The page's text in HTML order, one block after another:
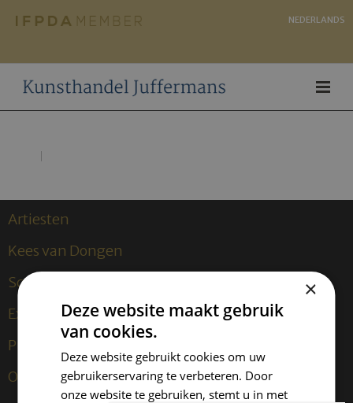
NEDERLANDS
Artiesten
Kees van Dongen
Sculpturen
Exposities
Publicaties
Over ons
×
Deze website maakt gebruik
van cookies.
Deze website gebruikt cookies om uw
gebruikerservaring te verbeteren. Door
onze website te gebruiken, stemt u in met